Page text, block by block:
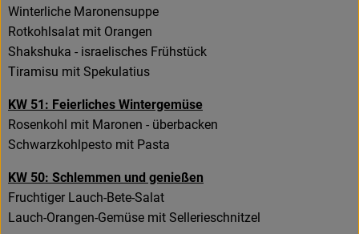
Rezeptarchiv
Winterliche Maronensuppe
Rotkohlsalat mit Orangen
Shakshuka - israelisches Frühstück
Tiramisu mit Spekulatius
KW 51: Feierliches Wintergemüse
Rosenkohl mit Maronen - überbacken
Schwarzkohlpesto mit Pasta
KW 50: Schlemmen und genießen
Fruchtiger Lauch-Bete-Salat
Lauch-Orangen-Gemüse mit Sellerieschnitzel